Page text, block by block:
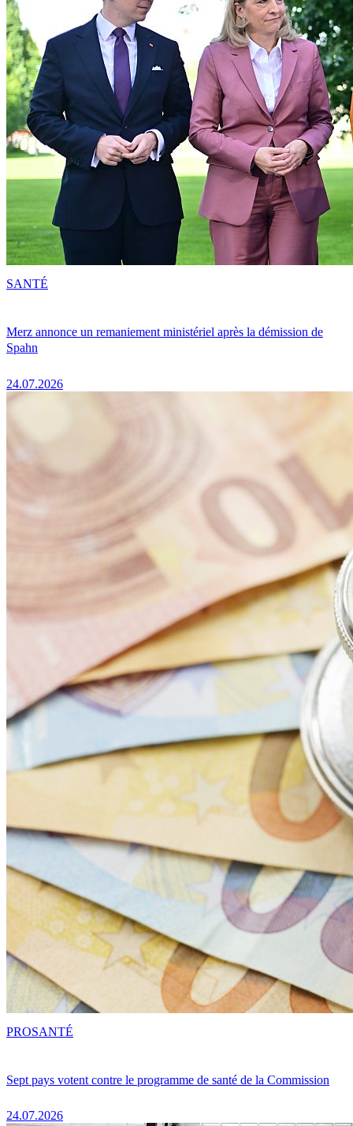
Merz annonce un remaniement ministériel après la démission de
Spahn
24.07.2026
SANTÉ
Sept pays votent contre le programme de santé de la Commission
24.07.2026
PROSANTÉ